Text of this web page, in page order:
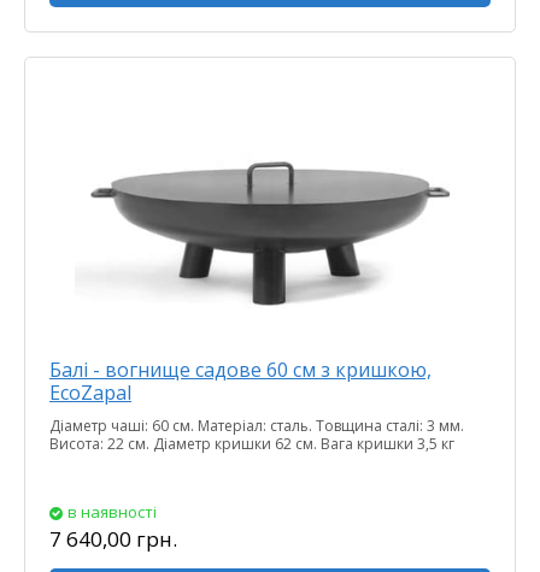
Балі - вогнище садове 60 см з кришкою,
EcoZapal
Діаметр чаші: 60 см. Матеріал: сталь. Товщина сталі: 3 мм.
Висота: 22 см. Діаметр кришки 62 см. Вага кришки 3,5 кг
в наявності
7 640,00 грн.